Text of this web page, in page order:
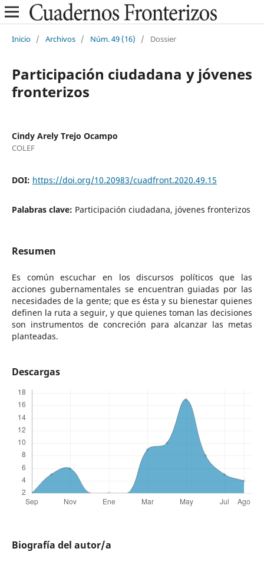
Inicio / Archivos / Núm. 49 (16) / Dossier
Participación ciudadana y jóvenes
fronterizos
Cindy Arely Trejo Ocampo
COLEF
DOI: https://doi.org/10.20983/cuadfront.2020.49.15
Palabras clave: Participación ciudadana, jóvenes fronterizos
Resumen
Es común escuchar en los discursos políticos que las
acciones gubernamentales se encuentran guiadas por las
necesidades de la gente; que es ésta y su bienestar quienes
definen la ruta a seguir, y que quienes toman las decisiones
son instrumentos de concreción para alcanzar las metas
planteadas.
Descargas
Biografía del autor/a